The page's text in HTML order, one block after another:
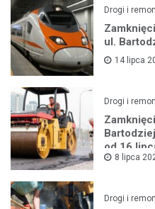
Drogi i
ul.
14 lipca
Drogi i
od 16
8 lipca
Drogi i